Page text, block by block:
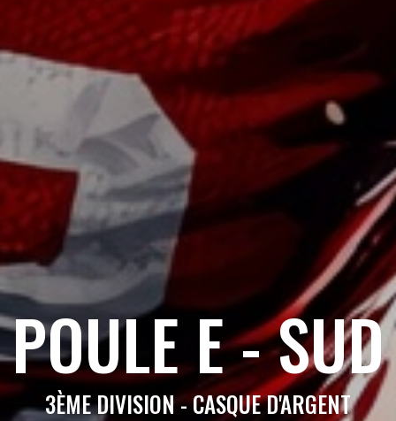
POULE E - SUD
3ÈME DIVISION - CASQUE D'ARGENT